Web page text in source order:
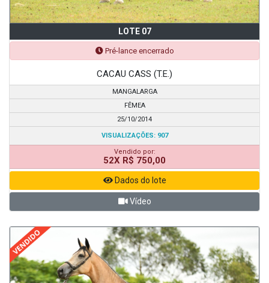
LOTE 07
Pré-lance encerrado
CACAU CASS (T.E.)
MANGALARGA
FÊMEA
25/10/2014
VISUALIZAÇÕES: 907
Vendido por:
52X R$ 750,00
Dados do lote
Vídeo